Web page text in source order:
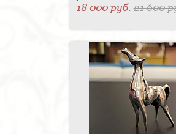
18 000 руб.21 600